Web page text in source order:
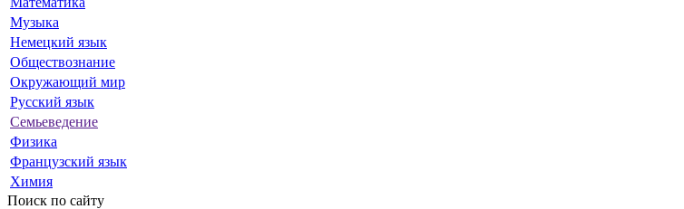
Музыка
Немецкий язык
Обществознание
Окружающий мир
Русский язык
Семьеведение
Физика
Французский язык
Химия
Поиск по сайту